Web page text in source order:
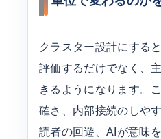
クラスター設計にする
評価するだけでなく、
きるようになります。
確さ、内部接続のしや
読者の回遊、AIが意味